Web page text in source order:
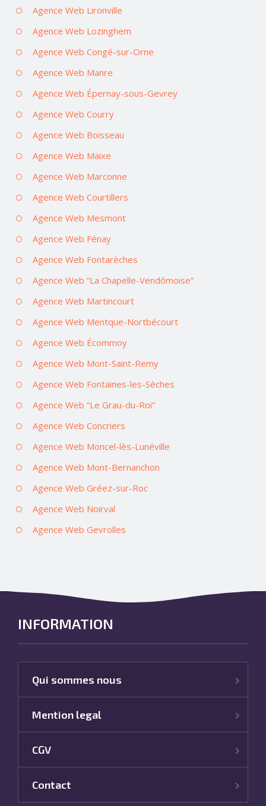
Agence Web Lironville
Agence Web Lozinghem
Agence Web Congé-sur-Orne
Agence Web Manre
Agence Web Épernay-sous-Gevrey
Agence Web Courry
Agence Web Boisseau
Agence Web Maixe
Agence Web Marconne
Agence Web Courtillers
Agence Web Mesmont
Agence Web Fénay
Agence Web Fontarèches
Agence Web “La Chapelle-Vendômoise”
Agence Web Martincourt
Agence Web Mentque-Nortbécourt
Agence Web Écommoy
Agence Web Mont-Saint-Remy
Agence Web Fontaines-les-Sèches
Agence Web “Le Grau-du-Roi”
Agence Web Concriers
Agence Web Moncel-lès-Lunéville
Agence Web Mont-Bernanchon
Agence Web Gréez-sur-Roc
Agence Web Noirval
Agence Web Gevrolles
INFORMATION
Qui sommes nous
Mention legal
CGV
Contact